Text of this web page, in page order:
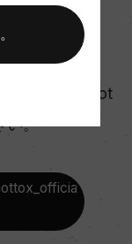
ウント「@mot
い。